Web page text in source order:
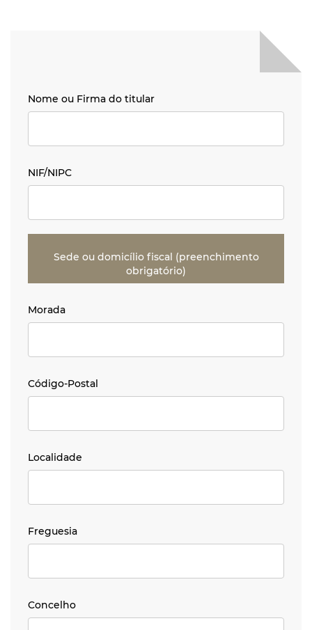
Nome ou Firma do titular
Nome ou Firma do titular
NIF/NIPC
NIF/NIPC
Sede ou domicílio fiscal (preenchimento
obrigatório)
Morada
Morada
Código-Postal
Código-Postal
Localidade
Localidade
Freguesia
Freguesia
Concelho
Concelho